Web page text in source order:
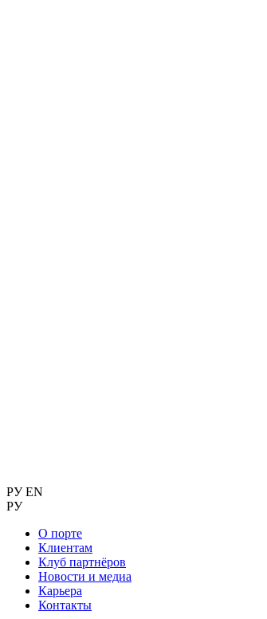
РУ EN
РУ
О порте
Клиентам
Клуб партнёров
Новости и медиа
Карьера
Контакты